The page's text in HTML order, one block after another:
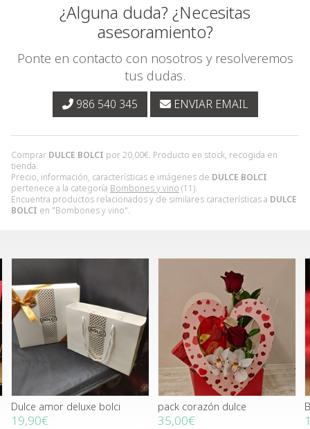
Comprar DULCE BOLCI por20,00€. Producto en stock, recogida en
tienda.
Precio, información, características e imágenes de DULCE BOLCI
pertenece a la categoría Bombones y vino (11).
Encuentra productos relacionados y de similares características a DULCE
BOLCI en "Bombones y vino".
¿Alguna duda? ¿Necesitas
asesoramiento?
Ponte en contacto con nosotros y resolveremos
tus dudas.
986 540 345 ENVIAR EMAIL
Dulce amor deluxe bolci
19,90€
pack corazón dulce
35,00€